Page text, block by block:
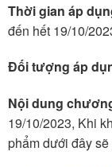
Thời gian áp
đến hết 19/10/
Đối tượng áp
Nội dung
19/10/2023, Khi
phẩm dưới đây